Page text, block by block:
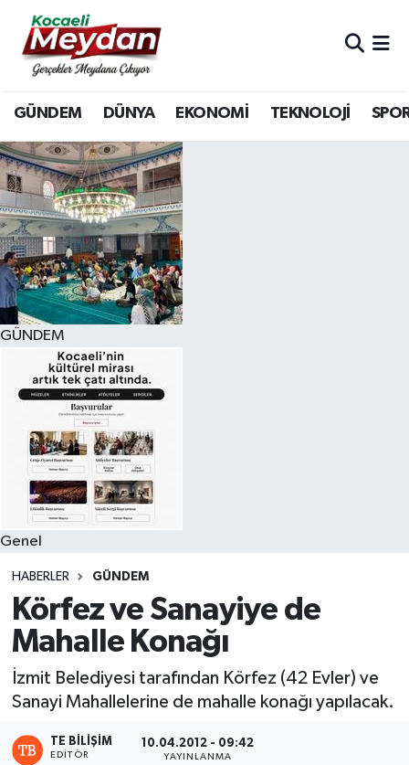
GÜNDEM DÜNYA EKONOMİ TEKNOLOJİ
GÜNDEM
Genel
HABERLER GÜNDEM
Körfez ve Sanayiye de
Mahalle Konağı
İzmit Belediyesi tarafından Körfez (42 Evler) ve
Sanayi Mahallelerine de mahalle konağı yapılacak.
TE BILIŞIM
EDITÖR
10.04.2012 - 09:42
YAYINLANMA
Nöbetçi Eczaneler
Hava Durumu
Trafik Durumu
Süper Lig Puan Durumu ve Fikstür
Tüm Manşetler
Son Dakika Haberleri
Haber Arşivi